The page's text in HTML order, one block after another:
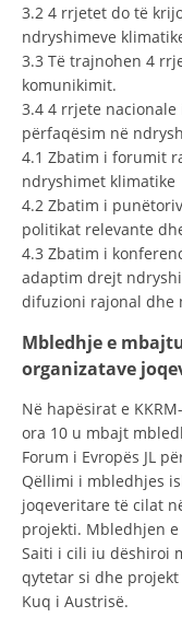
3.2 4 rrjetet do të
ndryshimeve
3.3 Të trajnohen 4
komunikimit.
3.4 4 rrjete
përfaqësim në
4.1 Zbatim i forumit
ndryshimet klimatike
4.2 Zbatim i
politikat relevante
4.3 Zbatim i
adaptim drejt
difuzioni rajonal dhe
Mbledhje e
organizatave
Në hapësirat e
ora 10 u mbajt
Forum i Evropës JL
Qëllimi i mbledhjes
joqeveritare të cilat
projekti. Mbledhjen e
Saiti i cili iu dëshiroi
qytetar si dhe
Kuq i Austrisë.